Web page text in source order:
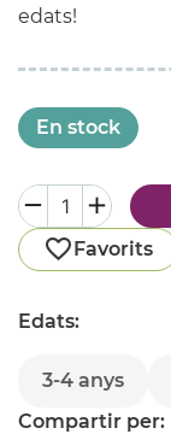
edats!
En stock
Favorits
Edats:
3-4 anys
Compartir per: